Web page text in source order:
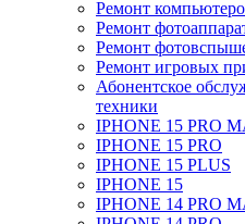
Ремонт
Ремонт
Ремонт
Ремонт игровых
Абонентское
техники
IPHONE 15 PRO
IPHONE 15 PRO
IPHONE 15 PLUS
IPHONE 15
IPHONE 14 PRO